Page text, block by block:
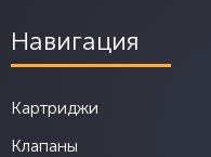
Навигация
Картриджи
Клапаны